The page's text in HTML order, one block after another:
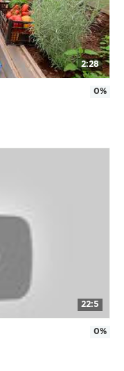
2:28
0%
22:5
0%